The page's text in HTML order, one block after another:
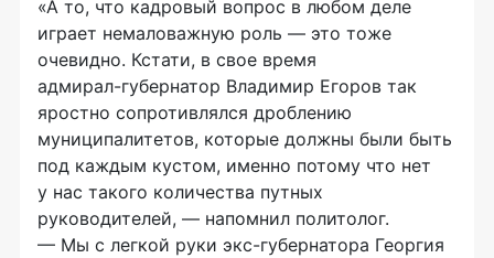
«А то, что кадровый вопрос в любом деле
играет немаловажную роль — это тоже
очевидно. Кстати, в свое время
адмирал-губернатор Владимир Егоров так
яростно сопротивлялся дроблению
муниципалитетов, которые должны были быть
под каждым кустом, именно потому что нет
у нас такого количества путных
руководителей, — напомнил политолог.
— Мы с легкой руки экс-губернатора Георгия